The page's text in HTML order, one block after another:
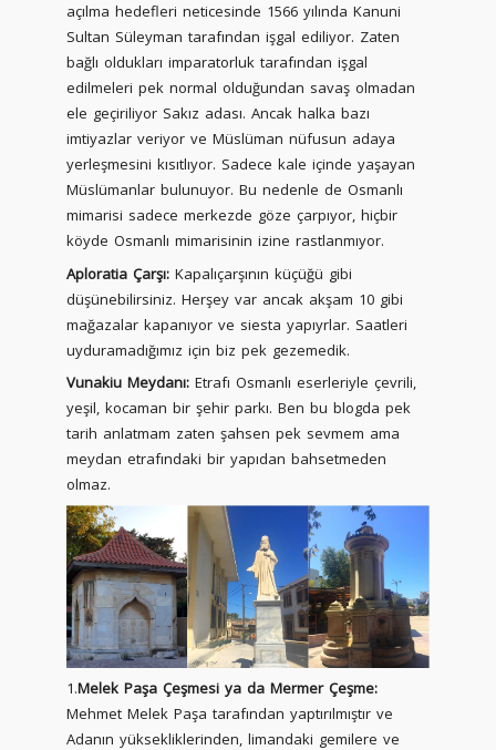
açılma hedefleri neticesinde 1566 yılında Kanuni
Sultan Süleyman tarafından işgal ediliyor. Zaten
bağlı oldukları imparatorluk tarafından işgal
edilmeleri pek normal olduğundan savaş olmadan
ele geçiriliyor Sakız adası. Ancak halka bazı
imtiyazlar veriyor ve Müslüman nüfusun adaya
yerleşmesini kısıtlıyor. Sadece kale içinde yaşayan
Müslümanlar bulunuyor. Bu nedenle de Osmanlı
mimarisi sadece merkezde göze çarpıyor, hiçbir
köyde Osmanlı mimarisinin izine rastlanmıyor.
Aploratia Çarşı: Kapalıçarşının küçüğü gibi
düşünebilirsiniz. Herşey var ancak akşam 10 gibi
mağazalar kapanıyor ve siesta yapıyrlar. Saatleri
uyduramadığımız için biz pek gezemedik.
Vunakiu Meydanı: Etrafı Osmanlı eserleriyle çevrili,
yeşil, kocaman bir şehir parkı. Ben bu blogda pek
tarih anlatmam zaten şahsen pek sevmem ama
meydan etrafındaki bir yapıdan bahsetmeden
olmaz.
1.Melek Paşa Çeşmesi ya da Mermer Çeşme:
Mehmet Melek Paşa tarafından yaptırılmıştır ve
Adanın yüksekliklerinden, limandaki gemilere ve